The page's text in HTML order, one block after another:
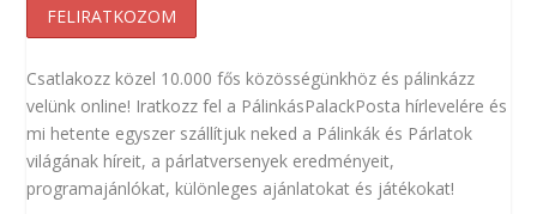
Csatlakozz közel 10.000 fős közösségünkhöz és pálinkázz
velünk online! Iratkozz fel a PálinkásPalackPosta hírlevelére és
mi hetente egyszer szállítjuk neked a Pálinkák és Párlatok
világának híreit, a párlatversenyek eredményeit,
programajánlókat, különleges ajánlatokat és játékokat!